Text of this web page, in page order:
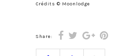
Crédits © Moonlodge
Share: